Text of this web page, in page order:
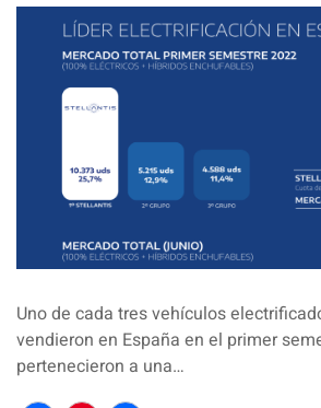
Uno de cada tres vehículos
vendieron en España en el primer
pertenecieron a una…